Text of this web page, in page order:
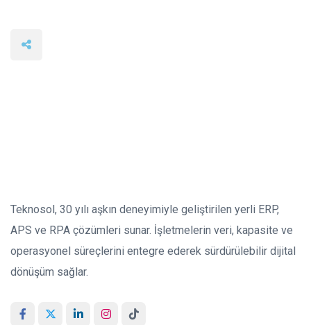
Teknosol, 30 yılı aşkın deneyimiyle geliştirilen yerli ERP,
APS ve RPA çözümleri sunar. İşletmelerin veri, kapasite ve
operasyonel süreçlerini entegre ederek sürdürülebilir dijital
dönüşüm sağlar.